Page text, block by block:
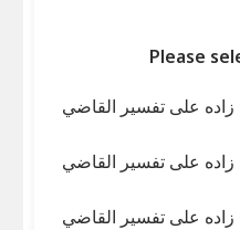
Please
على تفسير القاضي
على تفسير القاضي
على تفسير القاضي